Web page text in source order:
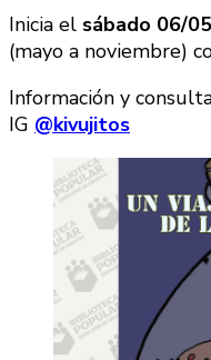
Inicia el sábado 06/05
(mayo a noviembre)
Información y
IG @kivujitos